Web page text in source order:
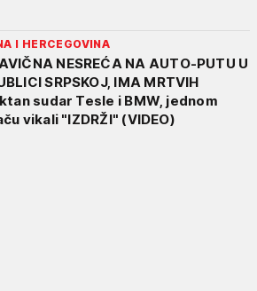
I HERCEGOVINA
NESREĆA NA AUTO-PUTU U
SRPSKOJ, IMA MRTVIH
sudar Tesle i BMW, jednom
vikali "IZDRŽI" (VIDEO)